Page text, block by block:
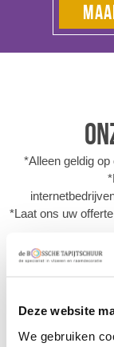
Deze website
We gebruiken
*Alleen geldig
*Laat ons uw
*Uw gekozen
Bij De